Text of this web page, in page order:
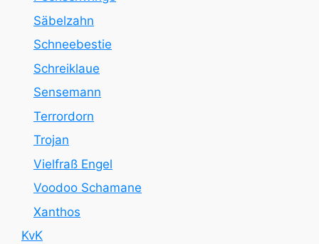
Säbelzahn
Schneebestie
Schreiklaue
Sensemann
Terrordorn
Trojan
Vielfraß Engel
Voodoo Schamane
Xanthos
KvK